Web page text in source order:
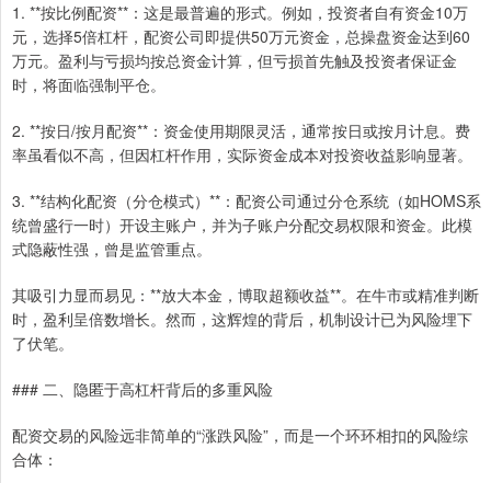
1. **按比例配资**：这是最普遍的形式。例如，投资者自有资金10万
元，选择5倍杠杆，配资公司即提供50万元资金，总操盘资金达到60
万元。盈利与亏损均按总资金计算，但亏损首先触及投资者保证金
时，将面临强制平仓。
2. **按日/按月配资**：资金使用期限灵活，通常按日或按月计息。费
率虽看似不高，但因杠杆作用，实际资金成本对投资收益影响显著。
3. **结构化配资（分仓模式）**：配资公司通过分仓系统（如HOMS系
统曾盛行一时）开设主账户，并为子账户分配交易权限和资金。此模
式隐蔽性强，曾是监管重点。
其吸引力显而易见：**放大本金，博取超额收益**。在牛市或精准判断
时，盈利呈倍数增长。然而，这辉煌的背后，机制设计已为风险埋下
了伏笔。
### 二、隐匿于高杠杆背后的多重风险
配资交易的风险远非简单的“涨跌风险”，而是一个环环相扣的风险综
合体：